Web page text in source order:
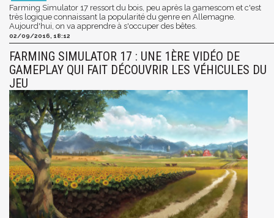
Farming Simulator 17 ressort du bois, peu après la gamescom et c'est
très logique connaissant la popularité du genre en Allemagne.
Aujourd'hui, on va apprendre à s'occuper des bêtes.
02/09/2016, 18:12
FARMING SIMULATOR 17 : UNE 1ÈRE VIDÉO DE
GAMEPLAY QUI FAIT DÉCOUVRIR LES VÉHICULES DU
JEU